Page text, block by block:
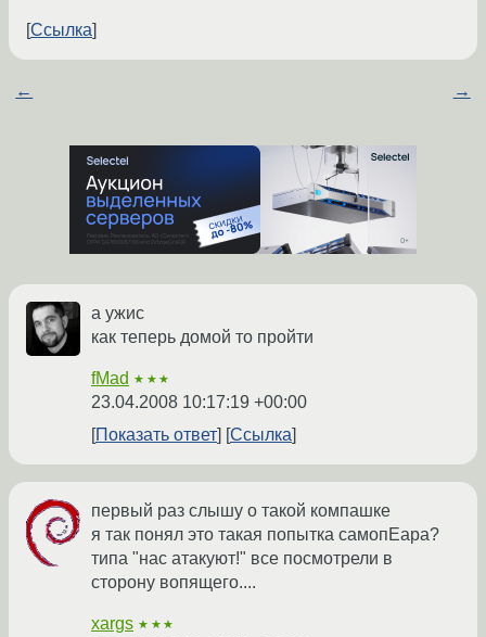
Ссылка
← →
а ужис
как теперь домой то пройти
fMad ★★★
23.04.2008 10:17:19 +00:00
Показать ответ
Ссылка
первый раз слышу о такой компашке
я так понял это такая попытка самопЕара?
типа "нас атакуют!" все посмотрели в
сторону вопящего....
xargs ★★★